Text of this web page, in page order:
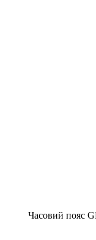
Часовий пояс